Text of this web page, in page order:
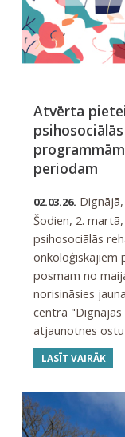
Atvērta
periodam
02.03.26.
Šodien, 2.
psihosociālās
onkoloģiskajiem
posmam no
norisināsies
centrā "Dignājas
atjaunotnes
LASĪT VAIRĀK